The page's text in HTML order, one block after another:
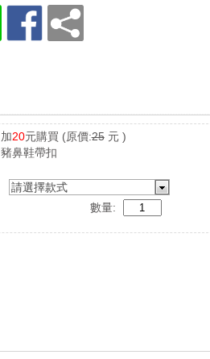
加20元購買 (原價:25元 )
豬鼻鞋帶扣
請選擇款式
數量: